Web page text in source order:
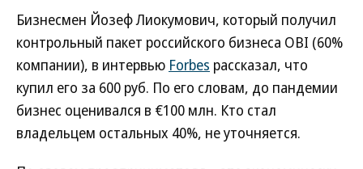
Бизнесмен Йозеф Лиокумович, который получил
контрольный пакет российского бизнеса OBI (60%
компании), в интервью Forbes рассказал, что
купил его за 600 руб. По его словам, до пандемии
бизнес оценивался в €100 млн. Кто стал
владельцем остальных 40%, не уточняется.